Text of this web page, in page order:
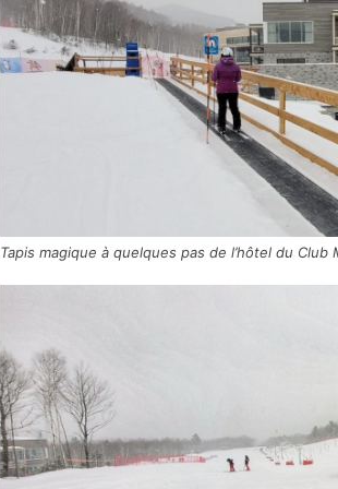
Tapis magique à quelques pas de l’hôtel du Club